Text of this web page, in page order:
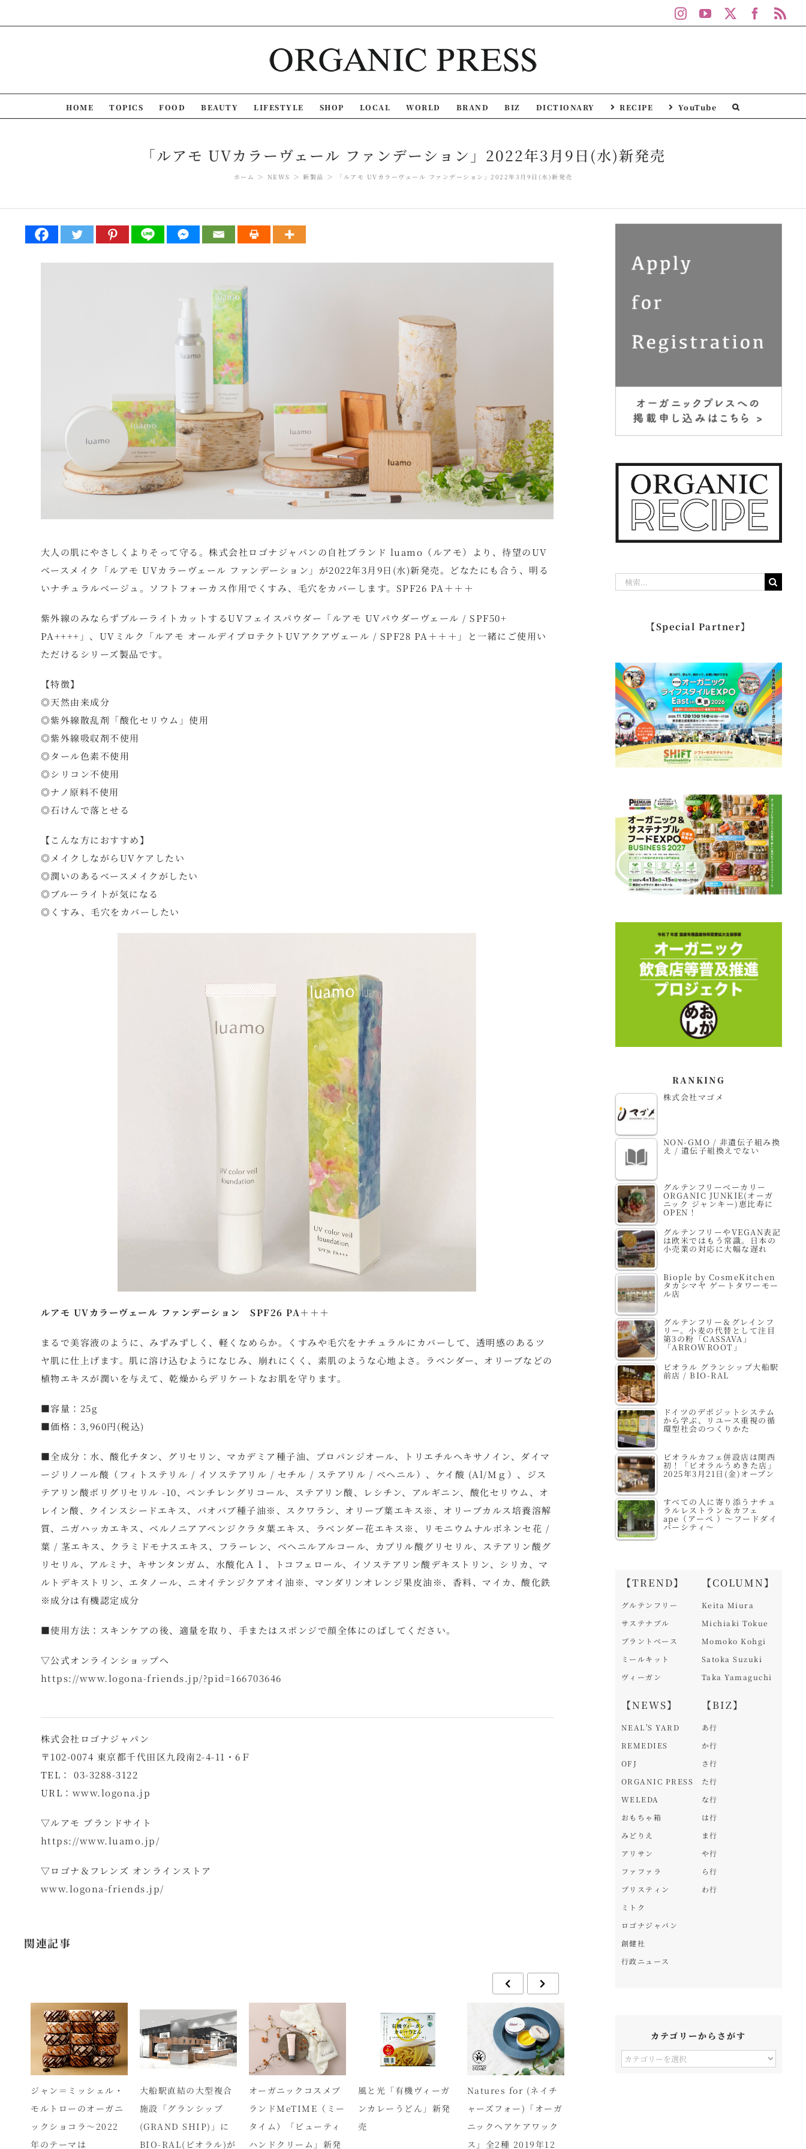
to
InstagramYouTube
HOME TOPICS FOOD BEAUTY LIFESTYLE SHOP LOCAL WORLD BRAND BIZ DICTIONARY RECIPE YouTube
「ルアモ UVカラーヴェール ファンデーション」2022年3月9日(水)新発売
ホーム NEWS 新製品 「ルアモ UVカラーヴェール ファンデーション」2022年3月9日(水)新発売
大人の肌にやさしくよりそって守る。株式会社ロゴナジャパンの自社ブランド luamo（ルアモ）より、待望のUV
ベースメイク「ルアモ UVカラーヴェール ファンデーション」が2022年3月9日(水)新発売。どなたにも合う、明る
いナチュラルベージュ。ソフトフォーカス作用でくすみ、毛穴をカバーします。SPF26 PA＋＋＋
紫外線のみならずブルーライトカットするUVフェイスパウダー「ルアモ UVパウダーヴェール / SPF50+
PA++++」、UVミルク「ルアモ オールデイプロテクトUVアクアヴェール / SPF28 PA＋＋＋」と一緒にご使用い
ただけるシリーズ製品です。
【特徴】
◎天然由来成分
◎紫外線散乱剤「酸化セリウム」使用
◎紫外線吸収剤不使用
◎タール色素不使用
◎シリコン不使用
◎ナノ原料不使用
◎石けんで落とせる
【こんな方におすすめ】
◎メイクしながらUVケアしたい
◎潤いのあるベースメイクがしたい
◎ブルーライトが気になる
◎くすみ、毛穴をカバーしたい
ルアモ UVカラーヴェール ファンデーション SPF26 PA＋＋＋
まるで美容液のように、みずみずしく、軽くなめらか。くすみや毛穴をナチュラルにカバーして、透明感のあるツ
ヤ肌に仕上げます。肌に溶け込むようになじみ、崩れにくく、素肌のような心地よさ。ラベンダー、オリーブなどの
植物エキスが潤いを与えて、乾燥からデリケートなお肌を守ります。
■容量：25g
■価格：3,960円(税込)
■全成分：水、酸化チタン、グリセリン、マカデミア種子油、プロパンジオール、トリエチルヘキサノイン、ダイマ
ージリノール酸（フィトステリル / イソステアリル / セチル / ステアリル / ベヘニル）、ケイ酸 (Al/Mｇ）、ジス
テアリン酸ポリグリセリル -10、ペンチレングリコール、ステアリン酸、レシチン、アルギニン、酸化セリウム、オ
レイン酸、クインスシードエキス、バオバブ種子油※、スクワラン、オリーブ葉エキス※、オリーブカルス培養溶解
質、ニガハッカエキス、ベルノニアアペンジクラタ葉エキス、ラベンダー花エキス※、リモニウムナルボネンセ花 /
葉 / 茎エキス、クラミドモナスエキス、フラーレン、ベヘニルアルコール、カプリル酸グリセリル、ステアリン酸グ
リセリル、アルミナ、キサンタンガム、水酸化Ａｌ、トコフェロール、イソステアリン酸デキストリン、シリカ、マ
ルトデキストリン、エタノール、ニオイテンジクアオイ油※、マンダリンオレンジ果皮油※、香料、マイカ、酸化鉄
※成分は有機認定成分
■使用方法：スキンケアの後、適量を取り、手またはスポンジで顔全体にのばしてください。
▽公式オンラインショップへ
https://www.logona-friends.jp/?pid=166703646
株式会社ロゴナジャパン
〒102-0074 東京都千代田区九段南2-4-11・6Ｆ
TEL： 03-3288-3122
URL： www.logona.jp
▽ルアモ ブランドサイト
https://www.luamo.jp/
▽ロゴナ＆フレンズ オンラインストア
www.logona-friends.jp/
関連記事
ジャン＝ミッシェル・
モルトローのオーガニ
ックショコラ～2022
年のテーマは
大船駅直結の大型複合
施設「グランシップ
(GRAND SHIP)」に
BIO-RAL(ビオラル)が
オーガニックコスメブ
ランドMeTIME（ミー
タイム）「ビューティ
ハンドクリーム」新発
風と光「有機ヴィーガ
ンカレーうどん」新発
売
Natures for (ネイチ
ャーズフォー)「オーガ
ニックヘアケアワック
ス」全2種 2019年12
【Special Partner】
RANKING
株式会社マゴメ
NON-GMO / 非遺伝子組み換
え / 遺伝子組換えでない
グルテンフリーベーカリー
ORGANIC JUNKIE(オーガ
ニック ジャンキー)恵比寿に
OPEN！
グルテンフリーやVEGAN表記
は欧米ではもう常識。日本の
小売業の対応に大幅な遅れ
Biople by CosmeKitchen
タカシマヤ ゲートタワーモー
ル店
グルテンフリー＆グレインフ
リー。小麦の代替として注目
第3の粉「CASSAVA」
「ARROWROOT」
ビオラル グランシップ大船駅
前店 / BIO-RAL
ドイツのデポジットシステム
から学ぶ、リユース重視の循
環型社会のつくりかた
ビオラルカフェ併設店は関西
初！「ビオラルうめきた店」
2025年3月21日(金)オープン
すべての人に寄り添うナチュ
ラルレストラン＆カフェ
ape（アーペ ）～フードダイ
バーシティ～
【TREND】
グルテンフリー
サステナブル
プラントベース
ミールキット
ヴィーガン
【NEWS】
NEAL'S YARD
REMEDIES
OFJ
ORGANIC PRESS
WELEDA
おもちゃ箱
みどりえ
アリサン
ファファラ
プリスティン
ミトク
ロゴナジャパン
創健社
行政ニュース
【COLUMN】
Keita Miura
Michiaki Tokue
Momoko Kohgi
Satoka Suzuki
Taka Yamaguchi
【BIZ】
あ行
か行
さ行
た行
な行
は行
ま行
や行
ら行
わ行
カテゴリーからさがす
カ